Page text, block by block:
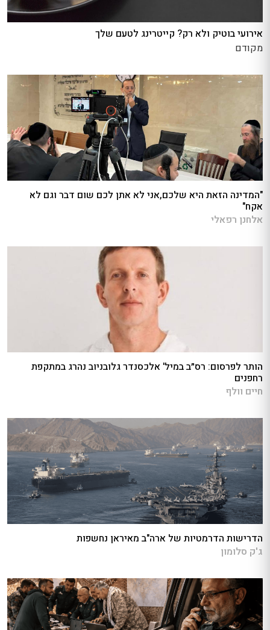
אירועי בוטיק ולא רק? קייטרינג לטעם שלך
מקודם
"המדינה הזאת היא שלכם,אני לא אתן לכם שום דבר וגם לא
אקח"
אלחנן רפאלי
הותר לפרסום: רס״ב במיל' אלכסנדר גלובניוב נהרג במתקפת
רחפנים
חיים וולף
הדרישות הדרמטיות של ארה"ב מאיראן נחשפות
ג'ק סלומון